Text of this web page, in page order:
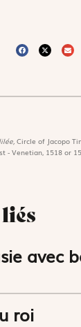
Circle of Jacopo
- Venetian, 1518 or
avec
roi